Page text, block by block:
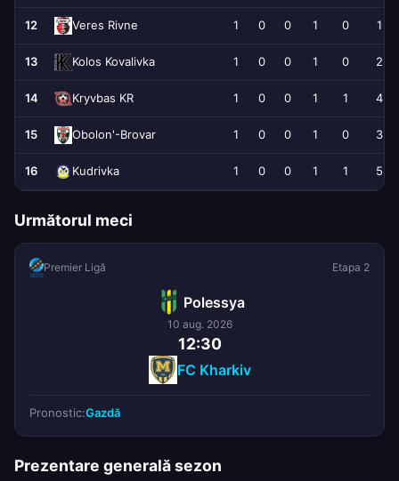
12 Veres Rivne 1 0 0 1 0 1
13 Kolos Kovalivka 1 0 0 1 0 2
14 Kryvbas KR 1 0 0 1 1 4
15 Obolon'-Brovar 1 0 0 1 0 3
16 Kudrivka 1 0 0 1 1 5
Următorul meci
Premier Ligă Etapa 2
Polessya
10 aug. 2026
12:30
FC Kharkiv
Pronostic:Gazdă
Prezentare generală sezon